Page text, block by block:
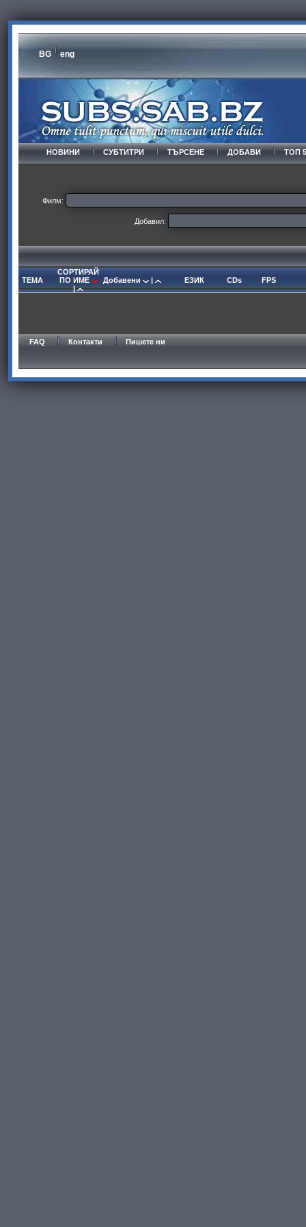
BG eng
НОВИНИ СУБТИТРИ ТЪРСЕНЕ ДОБАВИ ТОП
Филм:
Добавил:
ТЕМА
СОРТИРАЙ
ПО ИМЕ
|
Добавени | ЕЗИК CDs FPS
FAQ Контакти Пишете ни